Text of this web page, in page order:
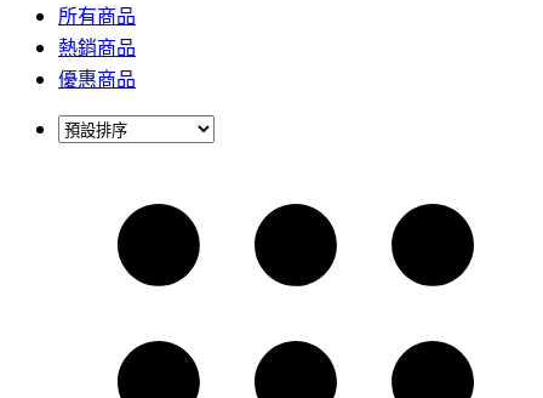
所有商品
熱銷商品
優惠商品